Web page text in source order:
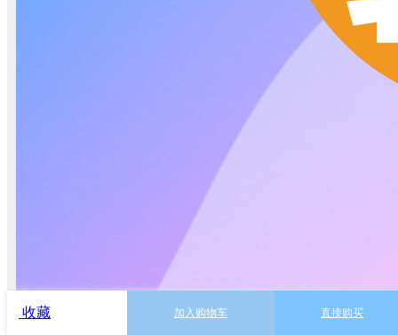
收藏 加入购物车 直接购买